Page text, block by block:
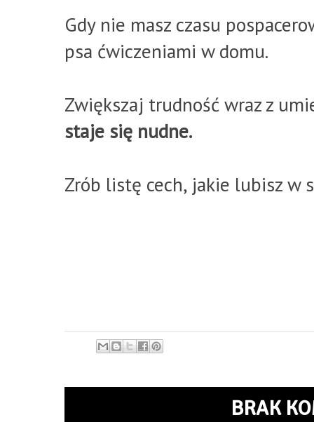
Gdy nie masz czasu
psa ćwiczeniami w domu.
Zwiększaj trudność wraz z
staje się nudne.
Zrób listę cech, jakie lubisz w
BRAK